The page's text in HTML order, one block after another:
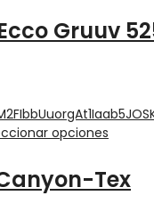
Gruuv
opciones
Tex